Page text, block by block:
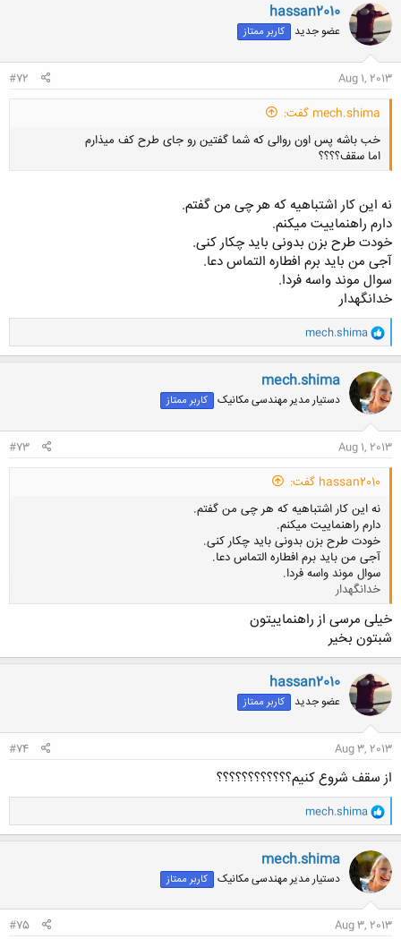
hassan2010
عضو جدید کاربر ممتاز
Aug 1, 2013
#72
mech.shima گفت:
خب باشه پس اون روالی که شما گفتین رو جای طرح کف میذارم
اما سقف؟؟؟؟
کلیک کنید تا باز شود...
نه این کار اشتباهیه که هر چی من گفتم.
دارم راهنماییت میکنم.
خودت طرح بزن بدونی باید چکار کنی.
آجی من باید برم افطاره التماس دعا.
سوال موند واسه فردا.
خدانگهدار
و
ا
ک
ن
ش
ه
ا
mech.shima
mech.shima
دستیار مدیر مهندسی مکانیک کاربر ممتاز
Aug 1, 2013
#73
hassan2010 گفت:
نه این کار اشتباهیه که هر چی من گفتم.
دارم راهنماییت میکنم.
خودت طرح بزن بدونی باید چکار کنی.
آجی من باید برم افطاره التماس دعا.
سوال موند واسه فردا.
خدانگهدار
کلیک کنید تا باز شود...خیلی مرسی از راهنماییتون
شبتون بخیر
hassan2010
عضو جدید کاربر ممتاز
Aug 3, 2013
#74
از سقف شروع کنیم؟؟؟؟؟؟؟؟؟؟؟؟
و
ا
ک
ن
ش
ه
ا
mech.shima
mech.shima
دستیار مدیر مهندسی مکانیک کاربر ممتاز
Aug 3, 2013
#75